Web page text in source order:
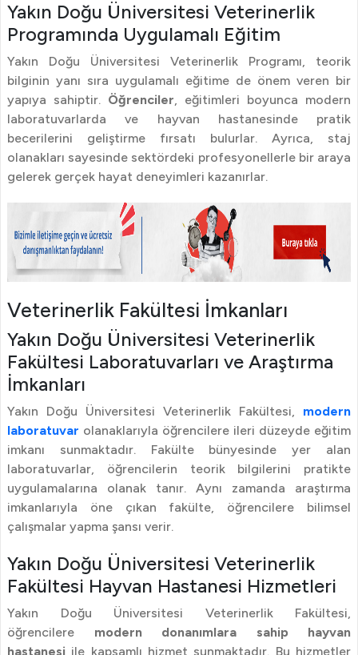
Yakın Doğu Üniversitesi Veterinerlik
Programında Uygulamalı Eğitim
Yakın Doğu Üniversitesi Veterinerlik Programı, teorik
bilginin yanı sıra uygulamalı eğitime de önem veren bir
yapıya sahiptir. Öğrenciler, eğitimleri boyunca modern
laboratuvarlarda ve hayvan hastanesinde pratik
becerilerini geliştirme fırsatı bulurlar. Ayrıca, staj
olanakları sayesinde sektördeki profesyonellerle bir araya
gelerek gerçek hayat deneyimleri kazanırlar.
Veterinerlik Fakültesi İmkanları
Yakın Doğu Üniversitesi Veterinerlik
Fakültesi Laboratuvarları ve Araştırma
İmkanları
Yakın Doğu Üniversitesi Veterinerlik Fakültesi,
modern
laboratuvar olanaklarıyla öğrencilere ileri düzeyde eğitim
imkanı sunmaktadır. Fakülte bünyesinde yer alan
laboratuvarlar, öğrencilerin teorik bilgilerini pratikte
uygulamalarına olanak tanır. Aynı zamanda araştırma
imkanlarıyla öne çıkan fakülte, öğrencilere bilimsel
çalışmalar yapma şansı verir.
Yakın Doğu Üniversitesi Veterinerlik
Fakültesi Hayvan Hastanesi Hizmetleri
Yakın Doğu Üniversitesi Veterinerlik Fakültesi,
öğrencilere modern donanımlara sahip hayvan
hastanesi ile kapsamlı hizmet sunmaktadır. Bu hizmetler